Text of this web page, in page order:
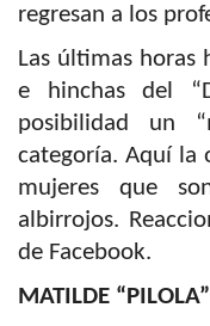
regresan a los
Las últimas horas
e hinchas del
posibilidad un
categoría. Aquí la
mujeres que
albirrojos.
de Facebook.
MATILDE